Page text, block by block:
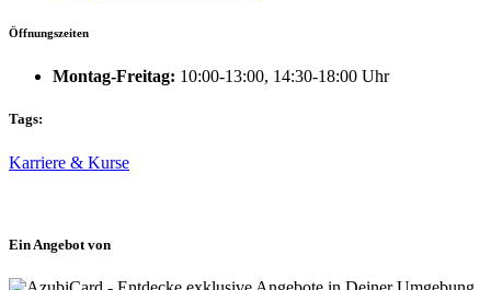
Öffnungszeiten
Montag-Freitag: 10:00-13:00, 14:30-18:00 Uhr
Tags:
Karriere & Kurse
Ein Angebot von